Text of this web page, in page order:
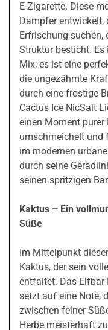
E-Zigarette. Diese
Dampfer entwickelt,
Erfrischung suchen,
Struktur besticht.
Mix; es ist eine
die ungezähmte
durch eine frostige
Cactus Ice NicSalt
einen Moment purer
umschmeichelt und
im modernen
durch seine
seinen spritzigen
Kaktus – Ein
Süße
Im Mittelpunkt
Kaktus, der sein
entfaltet. Das Elfbar
setzt auf eine Note,
zwischen feiner
Herbe meisterhaft